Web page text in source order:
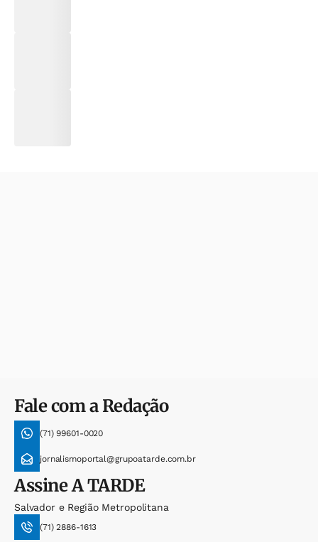
Fale com a Redação
(71) 99601-0020
jornalismoportal@grupoatarde.com.br
AssineA TARDE
Salvador e Região Metropolitana
(71) 2886-1613